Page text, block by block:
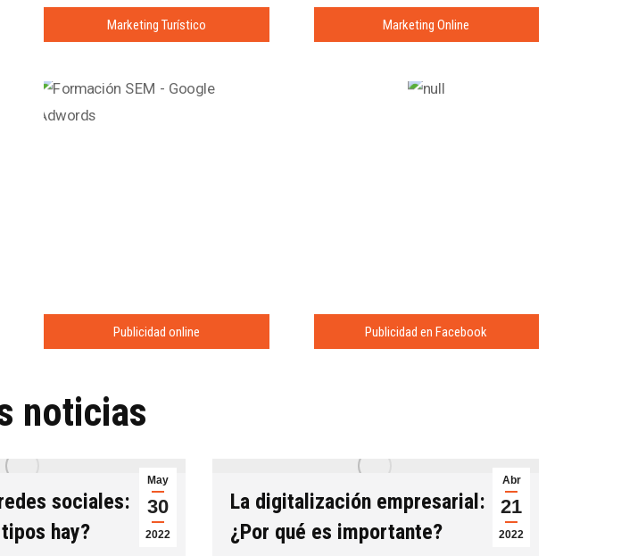
Marketing Turístico Marketing Online
Publicidad online Publicidad en Facebook
noticias
May
30
2022
sociales:
hay?
Abr
21
2022
La digitalización empresarial:
¿Por qué es importante?